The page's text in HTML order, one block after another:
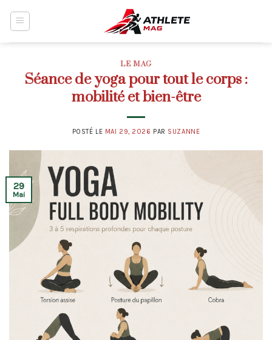
LE MAG
Séance de yoga pour tout le corps :
mobilité et bien-être
POSTÉ LE MAI 29, 2026 PAR SUZANNE
29
Mai